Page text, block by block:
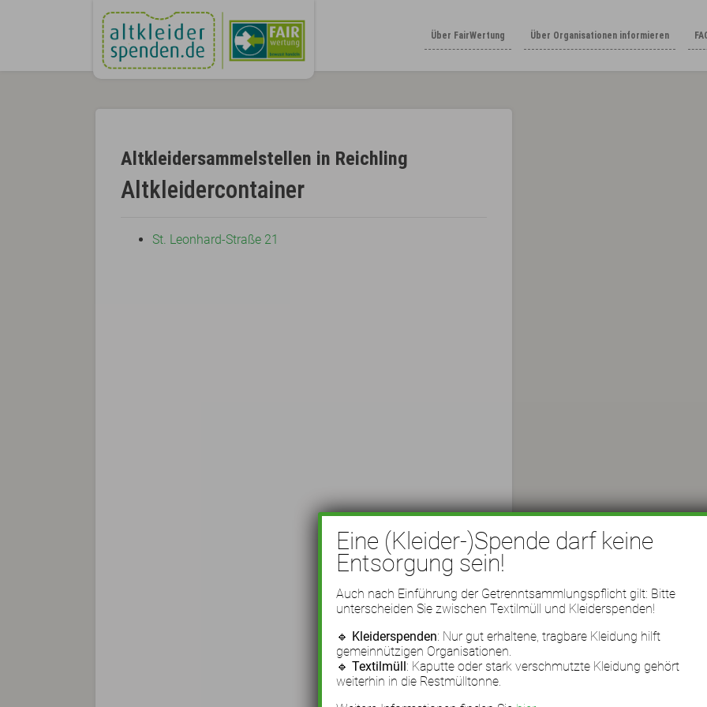
Über FairWertung Über Organisationen informieren
Altkleidersammelstellen in Reichling
Altkleidercontainer
St. Leonhard-Straße 21
Eine (Kleider-)Spende darf keine
Entsorgung sein!
Auch nach Einführung der Getrenntsammlungspflicht gilt: Bitte
unterscheiden Sie zwischen Textilmüll und Kleiderspenden!
🔹 Kleiderspenden: Nur gut erhaltene, tragbare Kleidung hilft
gemeinnützigen Organisationen.
🔹Textilmüll: Kaputte oder stark verschmutzte Kleidung gehört
weiterhin in die Restmülltonne.